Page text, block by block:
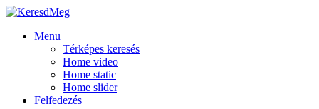
Menu
Térképes keresés
Home video
Home static
Home slider
Felfedezés